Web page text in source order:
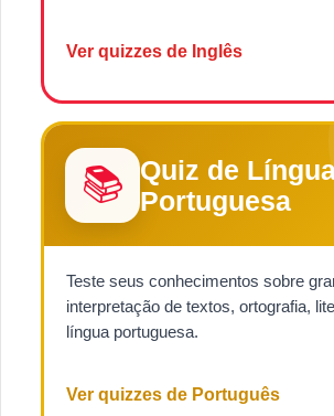
Ver quizzes de Inglês
📚
Quiz de
Portuguesa
Teste seus conhecimentos sobre
interpretação de textos, ortografia,
língua portuguesa.
Ver quizzes de Português